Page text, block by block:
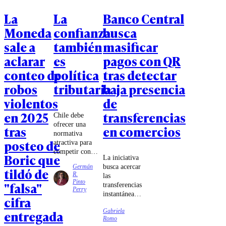
La
Moneda
sale a
aclarar
conteo de
robos
violentos
en 2025
tras
posteo de
Boric que
tildó de
"falsa"
cifra
entregada
La
confianza
también
es
política
tributaria
Chile debe
ofrecer una
normativa
atractiva para
competir con
los mecanismos
de estabilidad e
invariabilidad
existentes en
especialmente
cuando el
Germán
R.
Pinto
Perry
Banco Central
busca
masificar
pagos con QR
tras detectar
baja presencia
de
transferencias
en comercios
La iniciativa
busca acercar
las
transferencias
instantáneas
cotidiano y
reducir la
Gabriela
Romo